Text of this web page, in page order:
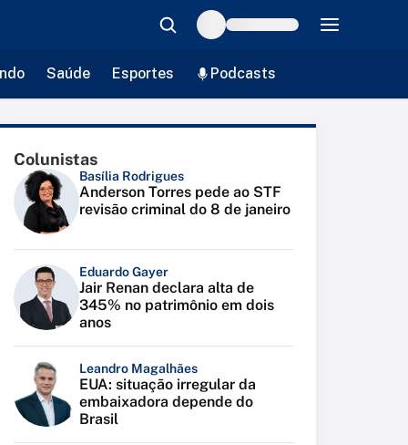
Saúde Esportes Podcasts
Colunistas
Basília Rodrigues
Anderson Torres pede ao STF
revisão criminal do 8 de janeiro
Eduardo Gayer
Jair Renan declara alta de
345% no patrimônio em dois
anos
Leandro Magalhães
EUA: situação irregular da
embaixadora depende do
Brasil